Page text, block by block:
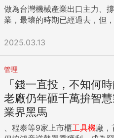
做為台灣機械產業出口主力、
業，最壞的時期已經過去，但
2025.03.13
管理
「錢一直投，不知何
老廠仍年砸千萬拚智
業界黑馬
、程泰等9家上市櫃工具機廠，